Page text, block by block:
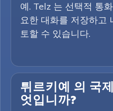
예. Telz 는 선택적 통
요한 대화를 저장하고
토할 수 있습니다.
튀르키예 의 국
엇입니까?